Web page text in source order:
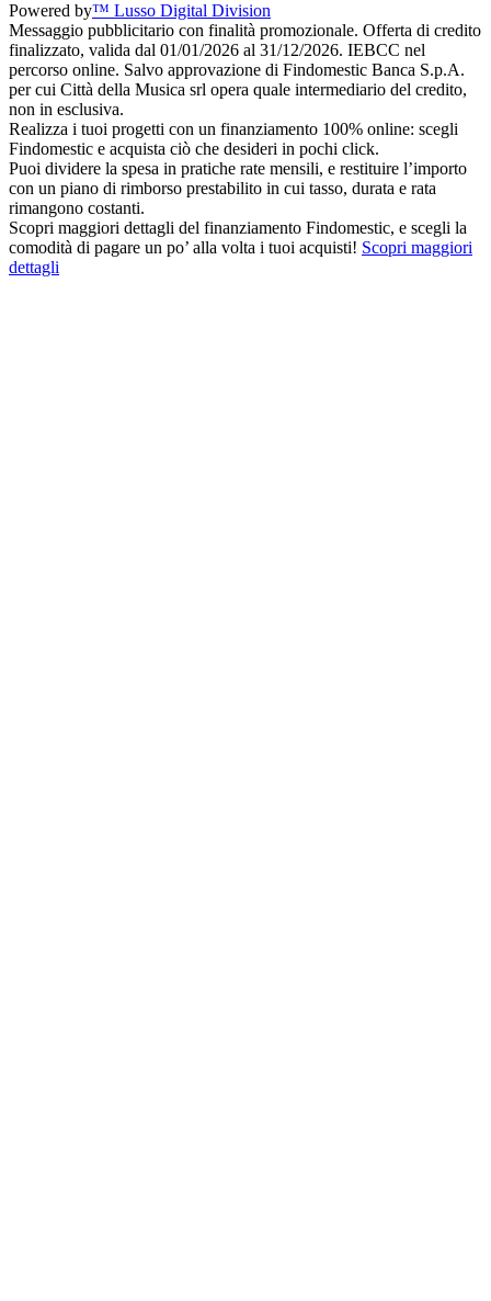
Powered by™ Lusso Digital Division
Messaggio pubblicitario con finalità promozionale. Offerta di credito
finalizzato, valida dal 01/01/2026 al 31/12/2026. IEBCC nel
percorso online. Salvo approvazione di Findomestic Banca S.p.A.
per cui Città della Musica srl opera quale intermediario del credito,
non in esclusiva.
Realizza i tuoi progetti con un finanziamento 100% online: scegli
Findomestic e acquista ciò che desideri in pochi click.
Puoi dividere la spesa in pratiche rate mensili, e restituire l’importo
con un piano di rimborso prestabilito in cui tasso, durata e rata
rimangono costanti.
Scopri maggiori dettagli del finanziamento Findomestic, e scegli la
comodità di pagare un po’ alla volta i tuoi acquisti! Scopri maggiori
dettagli